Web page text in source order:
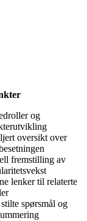
og
oversikt over
fremstilling av
lenker til relaterte
spørsmål og